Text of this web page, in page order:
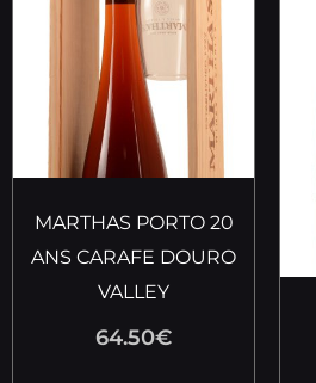
MARTHAS PORTO 20
ANS CARAFE DOURO
VALLEY
64.50€